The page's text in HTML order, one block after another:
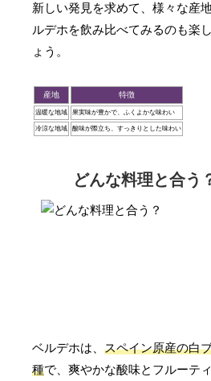
新しい発見を求めて、様々な産
ルデホを飲み比べてみるのも楽
ょう。
産地 特徴
温暖な地域 果実味が豊かで、ふくよかな味わい
冷涼な地域 酸味が際立ち、すっきりとした味わい
どんな料理と合う
ベルデホは、スペイン原産の白
種で、爽やかな酸味とフルーテ